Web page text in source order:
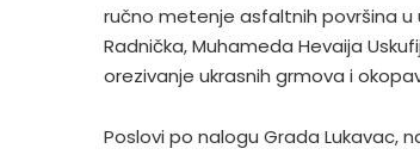
ručno metenje asfaltnih površina u
Radnička, Muhameda Hevaija
orezivanje ukrasnih grmova i
Poslovi po nalogu Grada Lukavac,